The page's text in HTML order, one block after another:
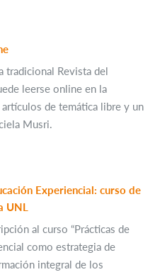
tradicional Revista del
leerse online en la
de temática libre y un
Musri.
Experiencial: curso de
UNL
al curso “Prácticas de
como estrategia de
integral de los